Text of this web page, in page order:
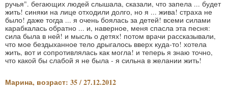
ручья". бегающих людей слышала, сказали, что запела ... будет
жить! синяки на лице отходили долго, но я ... жива! страха не
было! даже тогда ... я очень боялась за детей! всеми силами
карабкалась обратно ... и, наверное, меня спасла эта песня:
сила была в ней! и мысль о детях! потом врачи рассказывали,
что мое бездыханное тело дрыгалось вверх куда-то! хотела
жить, вот и сопротивлялась как могла! и теперь я знаю точно,
что какой бы слабой я не была - я сильна в желании жить!
Марина, возраст: 35 / 27.12.2012